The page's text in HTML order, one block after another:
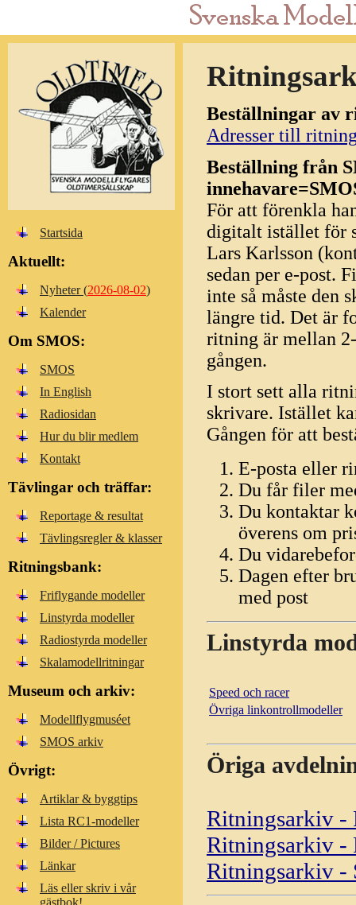
Beställningar av
Adresser till
Beställning från
För att förenkla
digitalt istället för
Lars Karlsson
sedan per e-post.
inte så måste den
längre tid. Det är
ritning är mellan
gången.
I stort sett alla
skrivare. Istället
Gången för att
E-posta eller
Du får filer
Du kontaktar
överens om
Du
Dagen efter
med post
Linstyrda
Speed och racer
Övriga linkontrollmodeller
Öriga
Ritningsarkiv -
Ritningsarkiv -
Ritningsarkiv -
Startsida
Aktuellt:
Nyheter (2026-08-02)
Kalender
Om SMOS:
SMOS
In English
Radiosidan
Hur du blir medlem
Kontakt
Tävlingar och träffar:
Reportage & resultat
Tävlingsregler & klasser
Ritningsbank:
Friflygande modeller
Linstyrda modeller
Radiostyrda modeller
Skalamodellritningar
Museum och arkiv:
Modellflygmuséet
SMOS arkiv
Övrigt:
Artiklar & byggtips
Lista RC1-modeller
Bilder / Pictures
Länkar
Läs eller skriv i vår
gästbok!